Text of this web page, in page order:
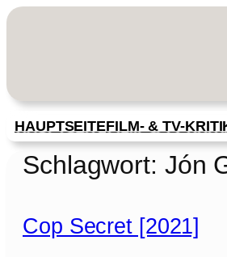
Zum
HAUPTSEITEFILM- & TV-
Schlagwort: Jón
Cop Secret [2021]